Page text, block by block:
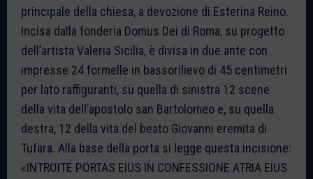
principale della chiesa, a devozione di Esterina Reino.
Incisa dalla fonderia Domus Dei di Roma, su progetto
dell’artista Valeria Sicilia, è divisa in due ante con
impresse 24 formelle in bassorilievo di 45 centimetri
per lato raffiguranti, su quella di sinistra 12 scene
della vita dell’apostolo san Bartolomeo e, su quella
destra, 12 della vita del beato Giovanni eremita di
Tufara. Alla base della porta si legge questa incisione:
«INTROITE PORTAS EIUS IN CONFESSIONE ATRIA EIUS